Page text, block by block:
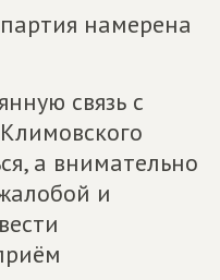
намерена
связь с
а внимательно
и